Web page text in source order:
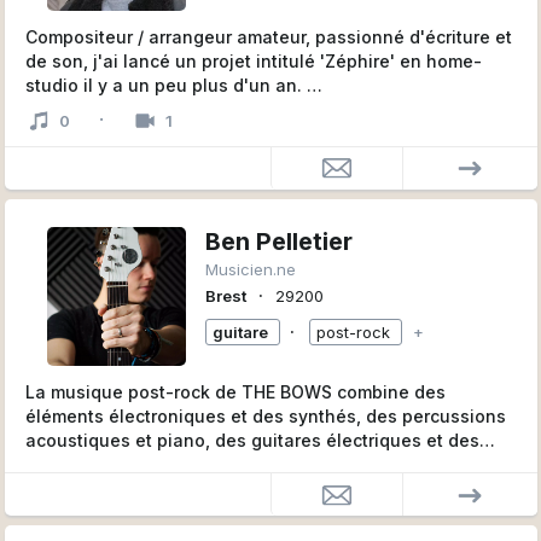
Compositeur / arrangeur amateur, passionné d'écriture et
de son, j'ai lancé un projet intitulé 'Zéphire' en home-
studio il y a un peu plus d'un an.
Nous avons sorti un EP 'Archipels' avec une amie
chanteuse il y a quelques mois mais, après son départ
pour d'autres aventures musicales, je recherche
désormais une voix et une complice d'écriture pour ce
projet, en vue de faire du live, enregistrements...
Influences: Beach House, The Radio Dept., Chromatics,
Daho...
0 · 1
Ben Pelletier
Musicien.ne
Brest
∙
29200
guitare
∙ post-rock +
La musique post-rock de THE BOWS combine des
éléments électroniques et des synthés, des percussions
acoustiques et piano, des guitares électriques et des
Benoît Pelletier, collabore avec les réalisateurs pour
composer des thèmes épiques ou des mélodies plus